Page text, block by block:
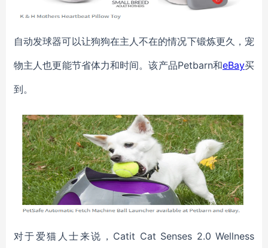
自动发球器可以让狗狗在主人不在的情况下锻炼更久，宠
物主人也更能节省体力和时间。该产品Petbarn和eBay买
到。
对于爱猫人士来说，Catit Cat Senses 2.0 Wellness